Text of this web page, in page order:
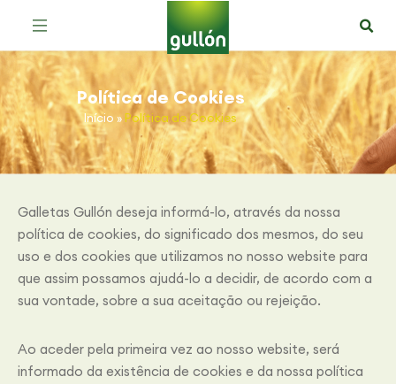
Política de Cookies
Início » Política de Cookies
Galletas Gullón deseja informá-lo, através da nossa
política de cookies, do significado dos mesmos, do seu
uso e dos cookies que utilizamos no nosso website para
que assim possamos ajudá-lo a decidir, de acordo com a
sua vontade, sobre a sua aceitação ou rejeição.
Ao aceder pela primeira vez ao nosso website, será
informado da existência de cookies e da nossa política